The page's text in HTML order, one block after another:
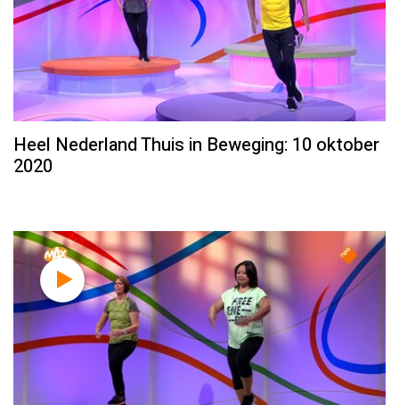
Heel Nederland Thuis in Beweging: 10 oktober
2020